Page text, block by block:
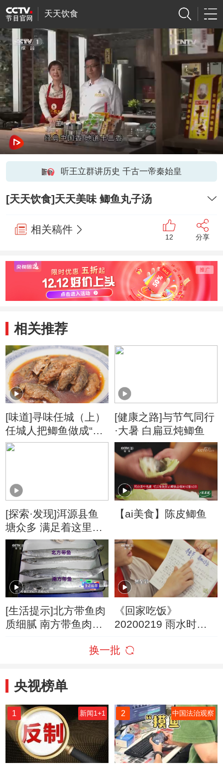
天天饮食
听王立群讲历史 千古一帝秦始皇
[天天饮食]天天美味 鲫鱼丸子汤
相关稿件
12 分享
相关推荐
[味道]寻味任城（上）
任城人把鲫鱼做成“运
河快餐”
[健康之路]与节气同行
·大暑 白扁豆炖鲫鱼
[探索·发现]洱源县鱼
塘众多 满足着这里日
常食鱼所需
【ai美食】陈皮鲫鱼
[生活提示]北方带鱼肉
质细腻 南方带鱼肉质
《回家吃饭》
20200219 雨水时节
换一批
央视榜单
1 新闻1+1 2 中国法治观察